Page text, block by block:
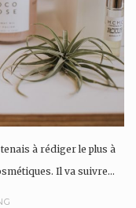
à rédiger le plus à
Il va suivre…